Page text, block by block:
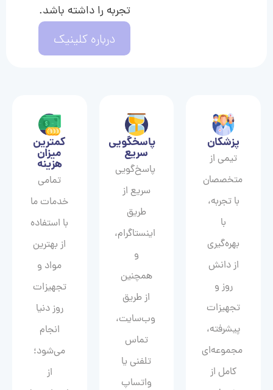
تجربه را داشته باشد.
درباره کلینیک
پزشکان
تیمی از
متخصصان
با تجربه،
با
بهره‌گیری
از دانش
روز و
تجهیزات
پیشرفته،
مجموعه‌ای
کامل از
پاسخگویی
سریع
پاسخ‌گویی
سریع از
طریق
اینستاگرام،
و
همچنین
از طریق
وب‌سایت،
تماس
تلفنی یا
واتساپ
کمترین
میزان
هزینه
تمامی
خدمات ما
با استفاده
از بهترین
مواد و
تجهیزات
روز دنیا
انجام
می‌شود؛
از